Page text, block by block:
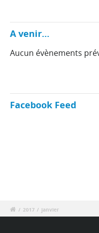
A venir…
Aucun évènements
Facebook Feed
/ 2017 / janvier